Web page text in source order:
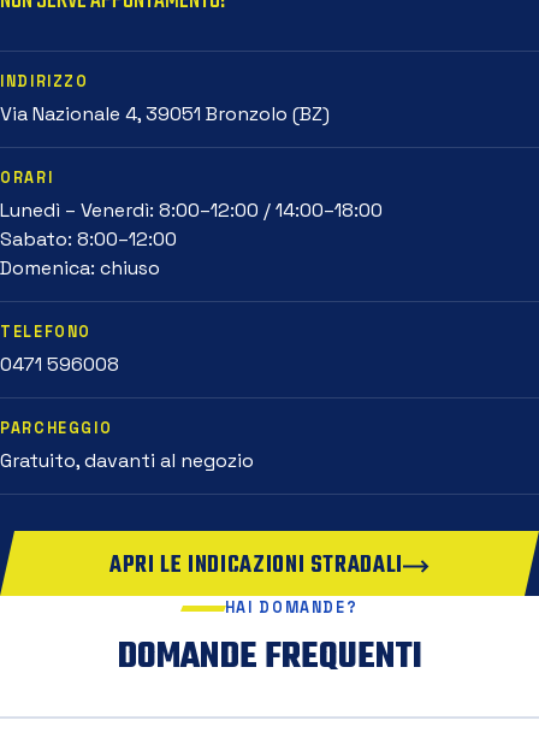
INDIRIZZO
Via Nazionale 4, 39051 Bronzolo (BZ)
ORARI
Lunedì – Venerdì: 8:00–12:00 / 14:00–18:00
Sabato: 8:00–12:00
Domenica: chiuso
TELEFONO
0471 596008
PARCHEGGIO
Gratuito, davanti al negozio
APRI LE INDICAZIONI STRADALI
HAI DOMANDE?
DOMANDE FREQUENTI